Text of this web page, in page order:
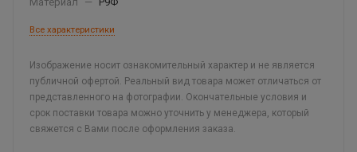
Все характеристики
Изображение носит ознакомительный характер и не является
публичной офертой. Реальный вид товара может отличаться от
представленного на фотографии. Окончательные условия и
срок поставки товара можно уточнить у менеджера, который
свяжется с Вами после оформления заказа.